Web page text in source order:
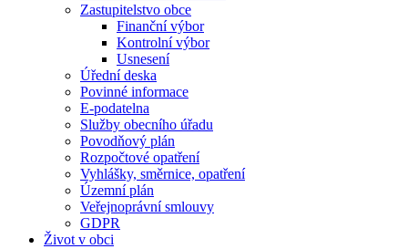
Zastupitelstvo obce
Finanční výbor
Kontrolní výbor
Usnesení
Úřední deska
Povinné informace
E-podatelna
Služby obecního úřadu
Povodňový plán
Rozpočtové opatření
Vyhlášky, směrnice, opatření
Územní plán
Veřejnoprávní smlouvy
GDPR
Život v obci